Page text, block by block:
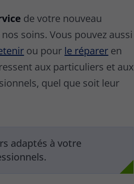
de votre nouveau
soins. Vous pouvez aussi
ou pour le réparer en
aux particuliers et aux
quel que soit leur
adaptés à votre